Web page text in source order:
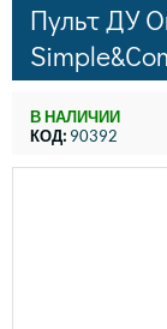
Пульт ДУ
В НАЛИЧИИ
КОД: 90392